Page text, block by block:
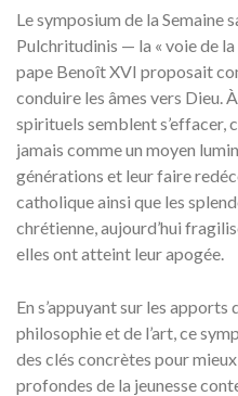
Le symposium de la Semaine
Pulchritudinis — la « voie de
pape Benoît XVI proposait
conduire les âmes vers Dieu.
spirituels semblent s’effacer,
jamais comme un moyen
générations et leur faire
catholique ainsi que les
chrétienne, aujourd’hui
elles ont atteint leur apogée.
En s’appuyant sur les apports
philosophie et de l’art, ce
des clés concrètes pour
profondes de la jeunesse